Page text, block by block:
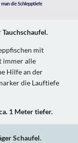
mit
immer alle
Hilfe an der
die Lauftiefe
1 Meter tiefer.
Schaufel.